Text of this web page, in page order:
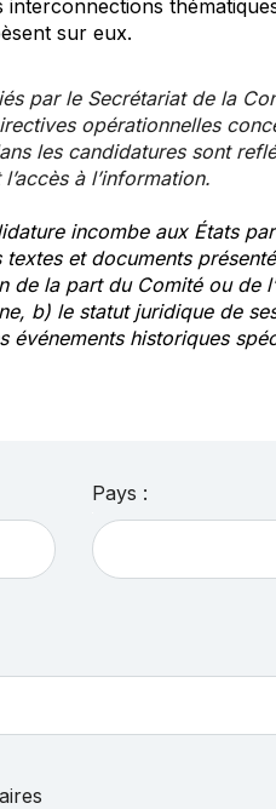
interconnections
sur eux.
par le Secrétariat de la
opérationnelles
les candidatures sont
à l’information.
incombe aux États
et documents
de la part du Comité ou de
b) le statut juridique de
historiques
Pays :